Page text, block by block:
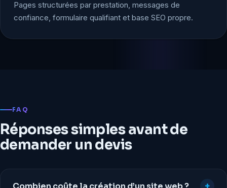
Pages structurées par prestation, messages de
confiance, formulaire qualifiant et base SEO propre.
FAQ
Réponses simples avant de
demander un devis